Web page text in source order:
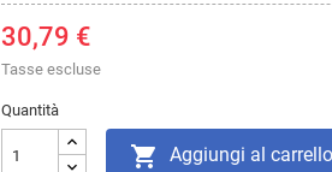
30,79 €
Tasse escluse
Quantità
 Aggiungi al carrello